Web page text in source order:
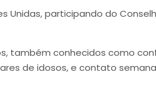
Unidas, participando do
também conhecidos como
de idosos, e contato